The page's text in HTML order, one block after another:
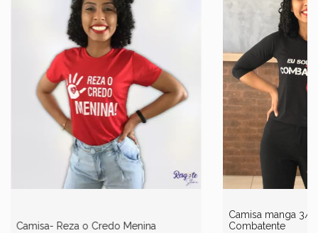
Camisa- Reza o Credo Menina
Camisa manga 3/
Combatente